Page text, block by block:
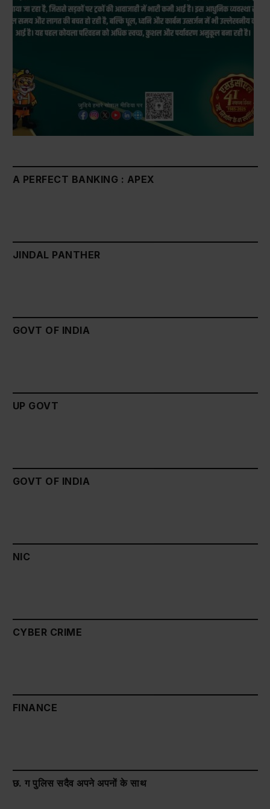
A PERFECT BANKING : APEX
JINDAL PANTHER
GOVT OF INDIA
UP GOVT
GOVT OF INDIA
NIC
CYBER CRIME
FINANCE
छ. ग पुलिस सदैव अपने अपनों के साथ